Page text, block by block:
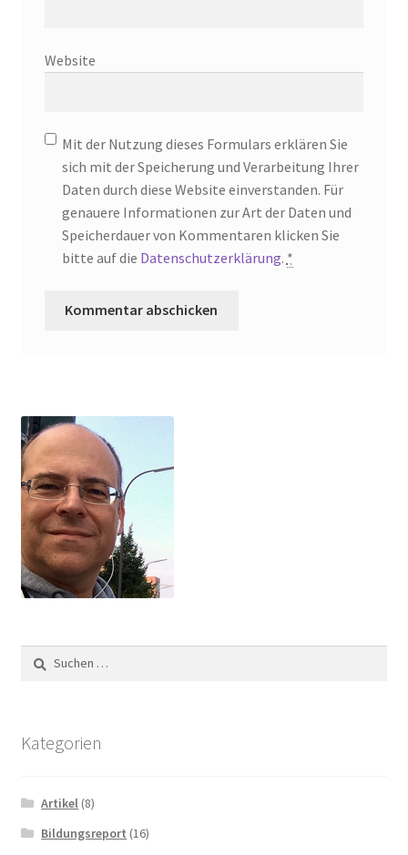
Website
Mit der Nutzung dieses Formulars erklären Sie
sich mit der Speicherung und Verarbeitung Ihrer
Daten durch diese Website einverstanden. Für
genauere Informationen zur Art der Daten und
Speicherdauer von Kommentaren klicken Sie
bitte auf die Datenschutzerklärung. *
Suchen
nach:
Kategorien
Artikel (8)
Bildungsreport (16)